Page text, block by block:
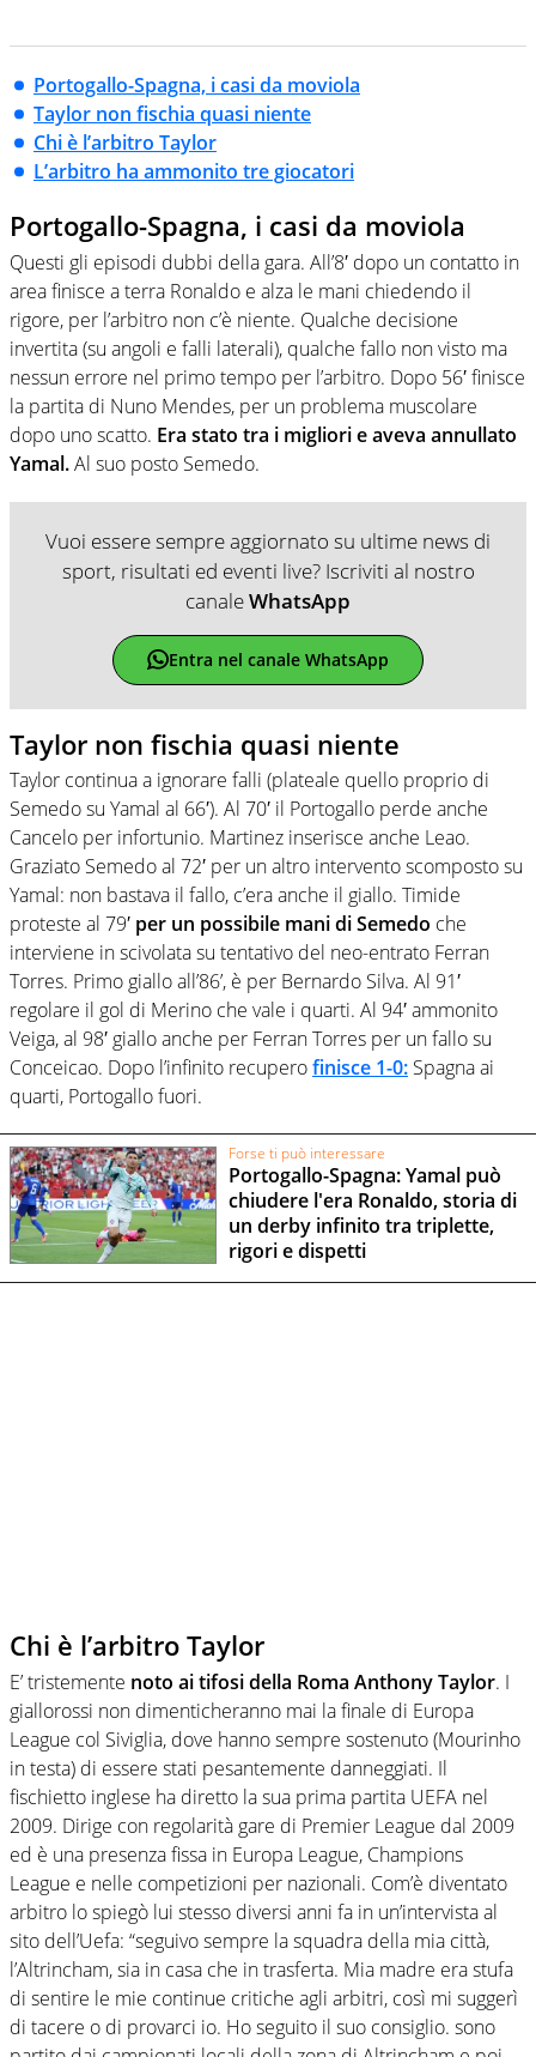
Portogallo-Spagna, i casi da moviola
Taylor non fischia quasi niente
Chi è l’arbitro Taylor
L’arbitro ha ammonito tre giocatori
Portogallo-Spagna, i casi da moviola
Questi gli episodi dubbi della gara. All’8′ dopo un contatto in
area finisce a terra Ronaldo e alza le mani chiedendo il
rigore, per l’arbitro non c’è niente. Qualche decisione
invertita (su angoli e falli laterali), qualche fallo non visto ma
nessun errore nel primo tempo per l’arbitro. Dopo 56′ finisce
la partita di Nuno Mendes, per un problema muscolare
dopo uno scatto. Era stato tra i migliori e aveva annullato
Yamal.Al suo posto Semedo.
Vuoi essere sempre aggiornato su ultime news di
sport, risultati ed eventi live? Iscriviti al nostro
canaleWhatsApp
Entra nel canale WhatsApp
Taylor non fischia quasi niente
Taylor continua a ignorare falli (plateale quello proprio di
Semedo su Yamal al 66′). Al 70′ il Portogallo perde anche
Cancelo per infortunio. Martinez inserisce anche Leao.
Graziato Semedo al 72′ per un altro intervento scomposto su
Yamal: non bastava il fallo, c’era anche il giallo. Timide
proteste al 79′ per un possibile mani di Semedo che
interviene in scivolata su tentativo del neo-entrato Ferran
Torres. Primo giallo all’86’, è per Bernardo Silva. Al 91′
regolare il gol di Merino che vale i quarti. Al 94′ ammonito
Veiga, al 98′ giallo anche per Ferran Torres per un fallo su
Conceicao. Dopo l’infinito recuperofinisce 1-0: Spagna ai
quarti, Portogallo fuori.
Forse ti può interessare
Portogallo-Spagna: Yamal può
chiudere l'era Ronaldo, storia di
un derby infinito tra triplette,
rigori e dispetti
Chi è l’arbitro Taylor
E’ tristemente noto ai tifosi della Roma Anthony Taylor. I
giallorossi non dimenticheranno mai la finale di Europa
League col Siviglia, dove hanno sempre sostenuto (Mourinho
in testa) di essere stati pesantemente danneggiati. Il
fischietto inglese ha diretto la sua prima partita UEFA nel
2009. Dirige con regolarità gare di Premier League dal 2009
ed è una presenza fissa in Europa League, Champions
League e nelle competizioni per nazionali. Com’è diventato
arbitro lo spiegò lui stesso diversi anni fa in un’intervista al
sito dell’Uefa: “seguivo sempre la squadra della mia città,
l’Altrincham, sia in casa che in trasferta. Mia madre era stufa
di sentire le mie continue critiche agli arbitri, così mi suggerì
di tacere o di provarci io. Ho seguito il suo consiglio. sono